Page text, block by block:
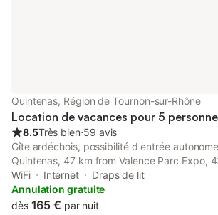
Quintenas, Région de Tournon-sur-Rhône
Location de vacances pour 5
8.5Très bien⋅59 avis
Gîte ardéchois, possibilité d entrée
Quintenas, 47 km from Valence Parc Expo,
Montvieux, and 50 km from Vienne Train
has quiet street views.
WiFi Internet
Draps de lit
Annulation gratuite
dès 165 € par nuit